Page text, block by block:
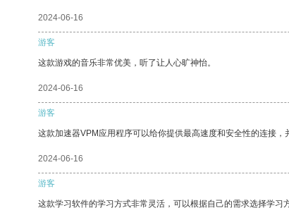
2024-06-16
游客
这款游戏的音乐非常优美，听了让人心旷神怡。
2024-06-16
游客
这款加速器VPM应用程序可以给你提供最高速度和安全性的连接，
2024-06-16
游客
这款学习软件的学习方式非常灵活，可以根据自己的需求选择学习